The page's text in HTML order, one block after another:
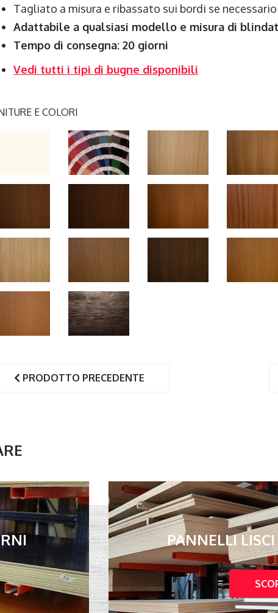
Tagliato a misura e ribassato sui bordi se necessario
Adattabile a qualsiasi modello e misura di
Tempo di consegna: 20 giorni
Vedi tutti i tipi di bugne disponibili
E COLORI
PRODOTTO PRECEDENTE
PANNELLI